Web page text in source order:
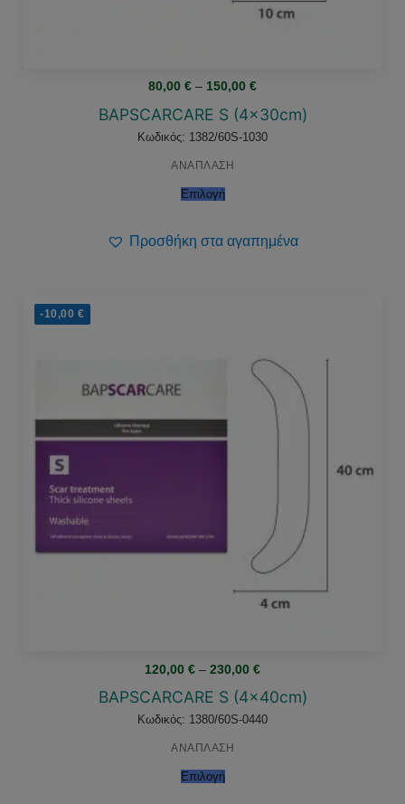
80,00 € – 150,00 €Price
80,00 €
through
150,00 €
BAPSCARCARE S (4x30cm)
Κωδικός: 1382/60S-1030
ΑΝΑΠΛΑΣΗ
Επιλογή
Προσθήκη στα αγαπημένα
-10,00 €
120,00 € – 230,00 €Price
120,00 €
through
230,00 €
BAPSCARCARE S (4x40cm)
Κωδικός: 1380/60S-0440
ΑΝΑΠΛΑΣΗ
Επιλογή